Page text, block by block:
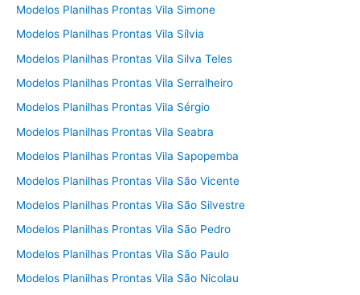
Modelos Planilhas Prontas Vila Simone
Modelos Planilhas Prontas Vila Sílvia
Modelos Planilhas Prontas Vila Silva Teles
Modelos Planilhas Prontas Vila Serralheiro
Modelos Planilhas Prontas Vila Sérgio
Modelos Planilhas Prontas Vila Seabra
Modelos Planilhas Prontas Vila Sapopemba
Modelos Planilhas Prontas Vila São Vicente
Modelos Planilhas Prontas Vila São Silvestre
Modelos Planilhas Prontas Vila São Pedro
Modelos Planilhas Prontas Vila São Paulo
Modelos Planilhas Prontas Vila São Nicolau